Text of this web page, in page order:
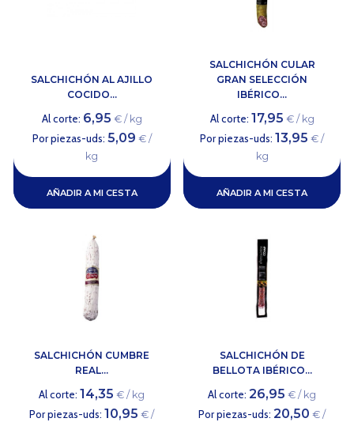
SALCHICHÓN AL AJILLO
COCIDO...
Al corte: 6,95 € / kg
Por piezas-uds: 5,09 € /
kg
AÑADIR A MI CESTA
SALCHICHÓN CULAR
GRAN SELECCIÓN
IBÉRICO...
Al corte: 17,95 € / kg
Por piezas-uds:13,95 € /
kg
AÑADIR A MI CESTA
SALCHICHÓN CUMBRE
REAL...
Al corte:14,35 € / kg
Por piezas-uds:10,95 € /
SALCHICHÓN DE
BELLOTA IBÉRICO...
Al corte:26,95 € / kg
Por piezas-uds:20,50 € /